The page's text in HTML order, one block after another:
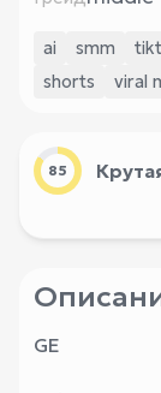
ai smm
shorts
viral
85
GE